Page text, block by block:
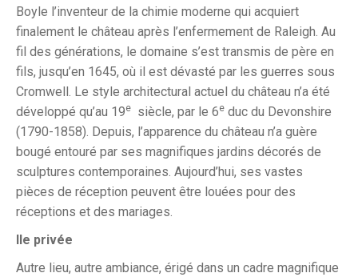
Boyle l’inventeur de la chimie moderne qui acquiert
finalement le château après l’enfermement de Raleigh. Au
fil des générations, le domaine s’est transmis de père en
fils, jusqu’en 1645, où il est dévasté par les guerres sous
Cromwell. Le style architectural actuel du château n’a été
développé qu’au 19e siècle, par le 6e duc du Devonshire
(1790-1858). Depuis, l’apparence du château n’a guère
bougé entouré par ses magnifiques jardins décorés de
sculptures contemporaines. Aujourd’hui, ses vastes
pièces de réception peuvent être louées pour des
réceptions et des mariages.
Ile privée
Autre lieu, autre ambiance, érigé dans un cadre magnifique